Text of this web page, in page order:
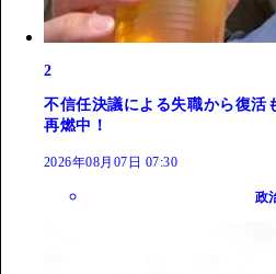
2
不信任決議による失職から復活
再燃中！
2026年08月07日 07:30
政